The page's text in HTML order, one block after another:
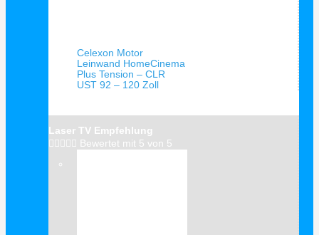
Celexon Motor
Leinwand HomeCinema
Plus Tension – CLR
UST 92 – 120 Zoll
Laser TV Empfehlung
     Bewertet mit 5 von 5